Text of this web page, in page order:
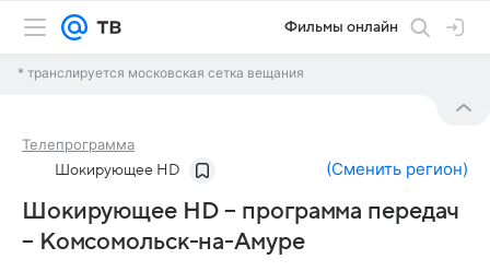
Фильмы онлайн
* транслируется московская сетка вещания
Телепрограмма
Шокирующее HD (Сменить регион)
Шокирующее HD – программа передач
– Комсомольск-на-Амуре